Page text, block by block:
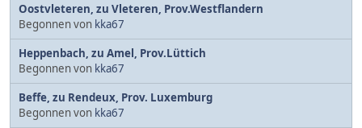
Oostvleteren, zu Vleteren, Prov.Westflandern
Begonnen von kka67
Heppenbach, zu Amel, Prov.Lüttich
Begonnen von kka67
Beffe, zu Rendeux, Prov. Luxemburg
Begonnen von kka67